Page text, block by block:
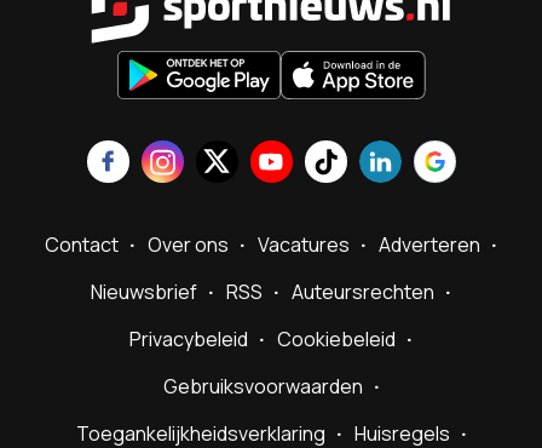
Contact Over ons Vacatures
Adverteren
Nieuwsbrief
RSS
Auteursrechten
Privacybeleid
Cookiebeleid
Gebruiksvoorwaarden
Toegankelijkheidsverklaring
Huisregels